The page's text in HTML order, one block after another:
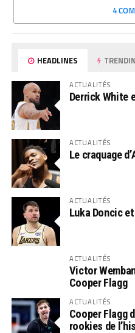
4
HEADLINES
ACTUALITÉS
Derrick White
ACTUALITÉS
Le craquage
ACTUALITÉS
Luka Doncic
ACTUALITÉS
Victor
Cooper Flagg
ACTUALITÉS
Cooper Flagg
rookies de